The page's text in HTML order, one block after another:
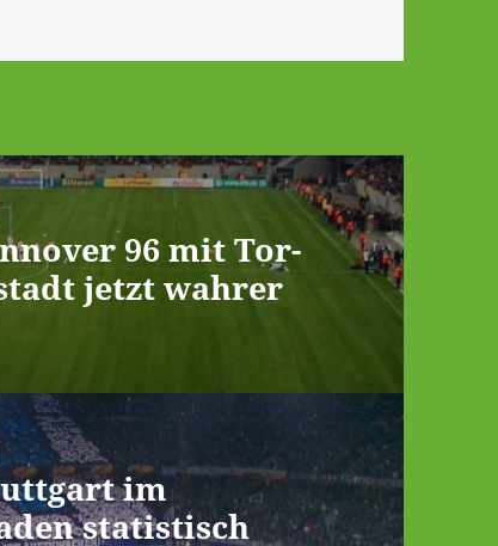
96 mit Tor-
jetzt wahrer
im
statistisch